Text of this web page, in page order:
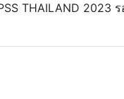
THAILAND 2023